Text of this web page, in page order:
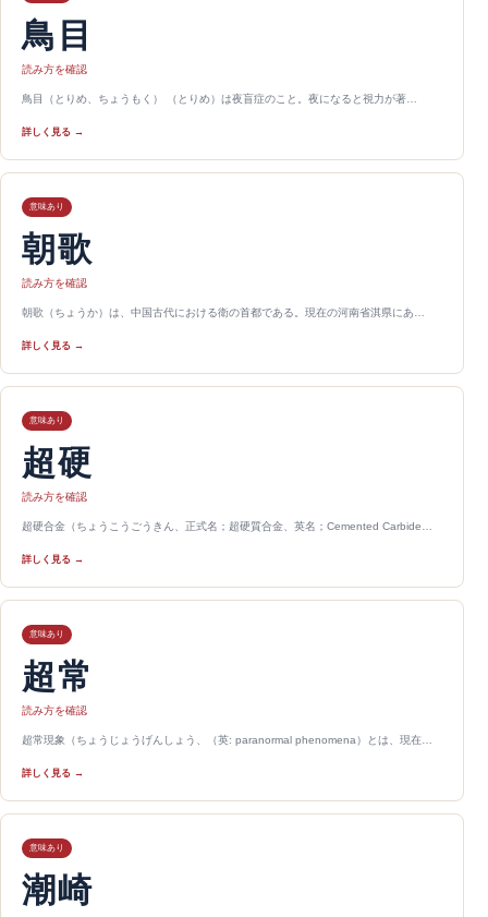
鳥目
読み方を確認
鳥目（とりめ、ちょうもく） （とりめ）は夜盲症のこと。夜になると視力が著…
詳しく見る →
意味あり
朝歌
読み方を確認
朝歌（ちょうか）は、中国古代における衛の首都である。現在の河南省淇県にあ…
詳しく見る →
意味あり
超硬
読み方を確認
超硬合金（ちょうこうごうきん、正式名；超硬質合金、英名；Cemented Carbide…
詳しく見る →
意味あり
超常
読み方を確認
超常現象（ちょうじょうげんしょう、（英: paranormal phenomena）とは、現在…
詳しく見る →
意味あり
潮崎